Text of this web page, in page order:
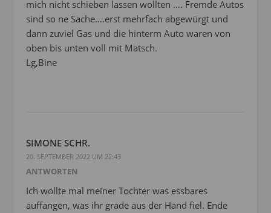
mich nicht schieben lassen wollten …. Fremde Autos
sind so ne Sache….erst mehrfach abgewürgt und
dann zuviel Gas und die hinterm Auto waren von
oben bis unten voll mit Matsch.
Lg,Bine
SIMONE SCHR.
20. SEPTEMBER 2022 UM 22:43
ANTWORTEN
Ich wollte mal meiner Tochter was essbares
auffangen, was ihr grade aus der Hand fiel. Ende